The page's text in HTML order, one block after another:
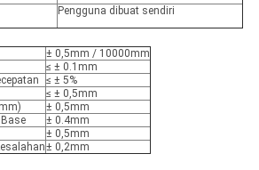
Pengguna dibuat sendiri
± 0,5mm / 10000mm
≤ ± 0.1mm
≤ ± 5%
≤ ± 0,5mm
± 0,5mm
± 0.4mm
± 0,5mm
± 0,2mm